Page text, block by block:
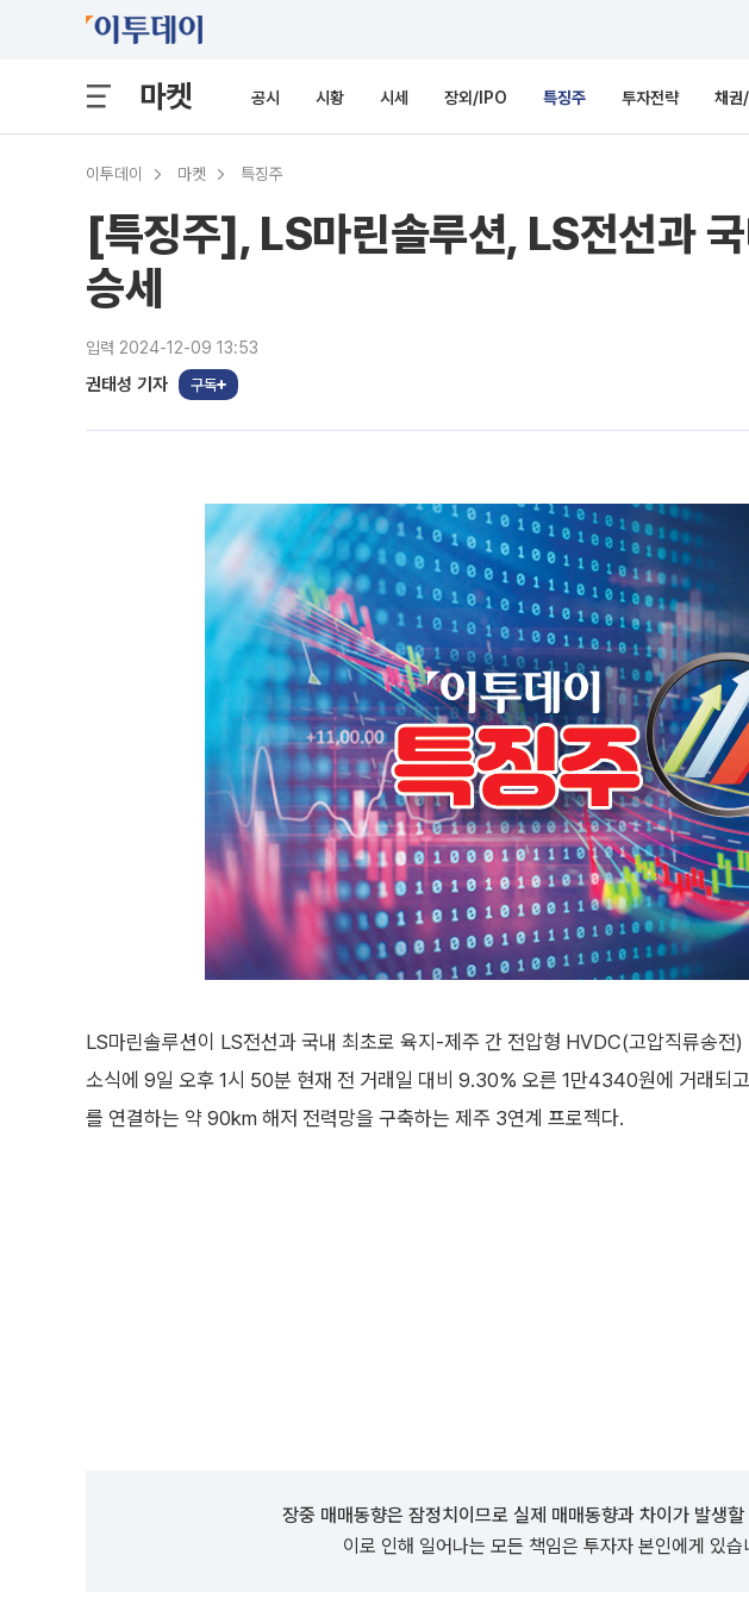
마켓 공시 시황 시세 장외/IPO 특징주 투자전략 채권
이투데이 마켓 특징주
[특징주], LS마린솔루션, LS전선과
승세
입력 2024-12-09 13:53
권태성 기자 구독
LS마린솔루션이 LS전선과 국내 최초로 육지-제주 간 전압형 HVDC(고압직류송전)
소식에 9일 오후 1시 50분 현재 전 거래일 대비 9.30% 오른 1만4340원에 거래되
를 연결하는 약 90km 해저 전력망을 구축하는 제주 3연계 프로젝다.
장중 매매동향은 잠정치이므로 실제 매매동향과 차이가 발생
이로 인해 일어나는 모든 책임은 투자자 본인에게 있습